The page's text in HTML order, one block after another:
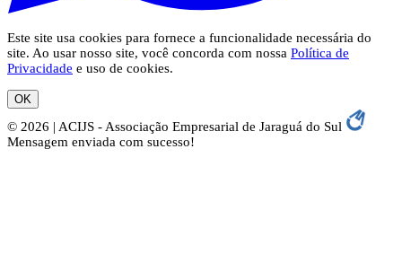
Este site usa cookies para fornece a funcionalidade necessária do
site. Ao usar nosso site, você concorda com nossa Política de
Privacidade e uso de cookies.
OK
© 2026 | ACIJS - Associação Empresarial de Jaraguá do Sul
Mensagem enviada com sucesso!